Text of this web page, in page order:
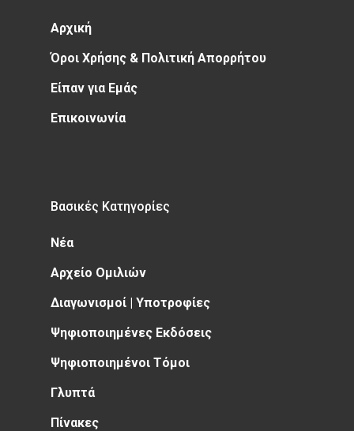
Αρχική
Όροι Χρήσης & Πολιτική Απορρήτου
Είπαν για Εμάς
Επικοινωνία
Βασικές Κατηγορίες
Νέα
Αρχείο Ομιλιών
Διαγωνισμοί | Υποτροφίες
Ψηφιοποιημένες Εκδόσεις
Ψηφιοποιημένοι Τόμοι
Γλυπτά
Πίνακες